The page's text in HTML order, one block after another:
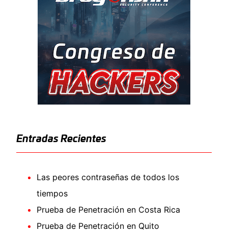
Entradas Recientes
Las peores contraseñas de todos los
tiempos
Prueba de Penetración en Costa Rica
Prueba de Penetración en Quito